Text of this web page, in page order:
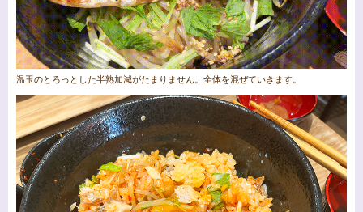
温玉のとろっとした半熟加減がたまりません。全体を混ぜていきます。